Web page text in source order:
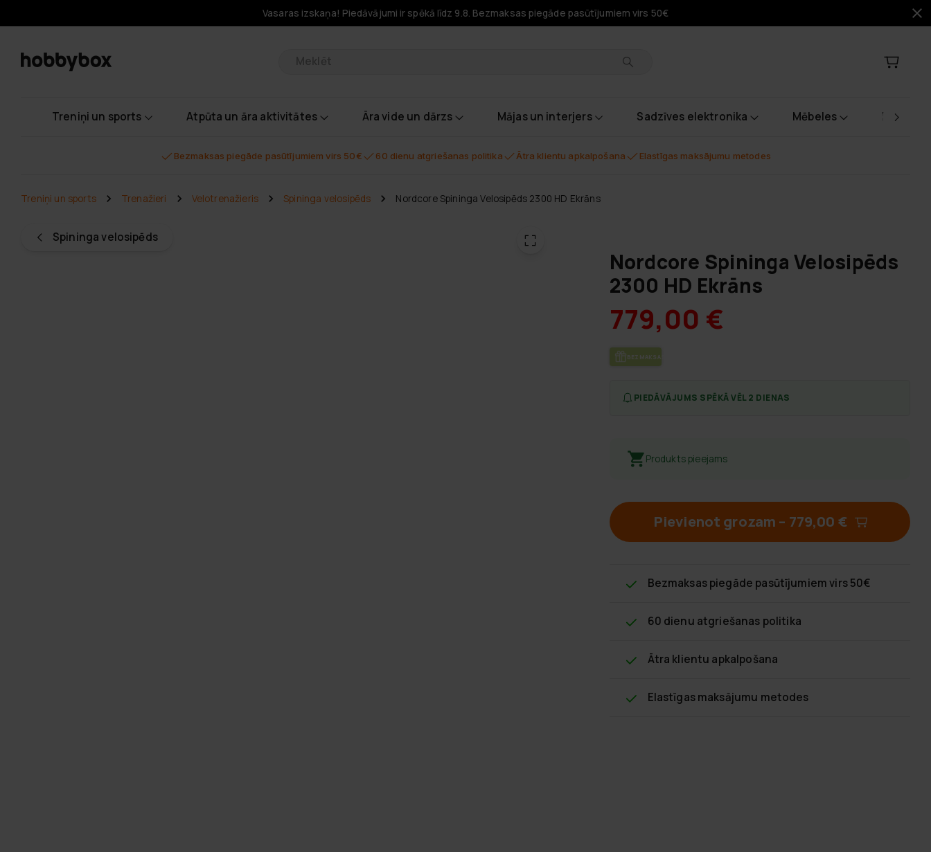
Vasaras izskaņa! Piedāvājumi ir spēkā līdz 9.8. Bezmaksas piegāde pasūtījumiem virs 50€
Treniņi un sports Atpūta un āra aktivitātes Āra vide un dārzs Mājas un interjers Sadzīves elektronika Mēbeles
Bezmaksas piegāde pasūtījumiem virs 50€ 60 dienu atgriešanas politika Ātra klientu apkalpošana Elastīgas maksājumu metodes
Spininga velosipēds
Treniņi un sports Trenažieri Velotrenažieris Spininga velosipēds Nordcore Spininga Velosipēds 2300 HD Ekrāns
Nordcore Spininga Velosipēds
2300 HD Ekrāns
779,00 €
BEZ­MAK­SAS PIE­GĀ­DE
PIEDĀVĀJUMS SPĒKĀ VĒL 2 DIENAS
Produkts pieejams
Pievienot grozam – 779,00 €
Bezmaksas piegāde pasūtījumiem virs 50€
60 dienu atgriešanas politika
Ātra klientu apkalpošana
Elastīgas maksājumu metodes